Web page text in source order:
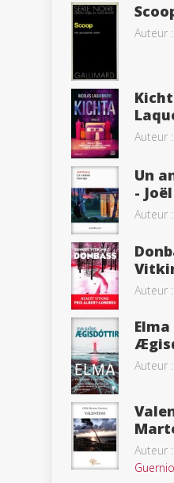
Auteur :
Auteur :
Un
-
Auteur :
Auteur :
Auteur :
Auteur :